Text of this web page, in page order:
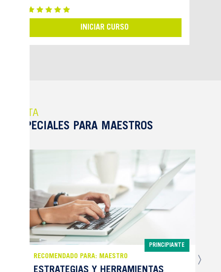
INICIAR CURSO
RUTA
ESPECIALES PARA MAESTROS
PRINCIPIANTE
RECOMENDADO PARA: MAESTRO